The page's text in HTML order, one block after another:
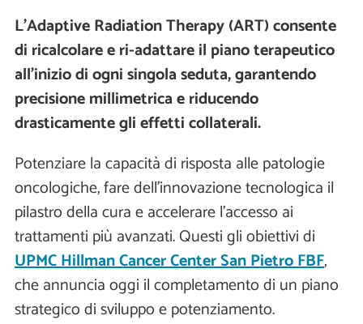
L'Adaptive Radiation Therapy (ART) consente
di ricalcolare e ri-adattare il piano terapeutico
all'inizio di ogni singola seduta, garantendo
precisione millimetrica e riducendo
drasticamente gli effetti collaterali.
Potenziare la capacità di risposta alle patologie
oncologiche, fare dell’innovazione tecnologica il
pilastro della cura e accelerare l’accesso ai
trattamenti più avanzati. Questi gli obiettivi di
UPMC Hillman Cancer Center San Pietro FBF,
che annuncia oggi il completamento di un piano
strategico di sviluppo e potenziamento.